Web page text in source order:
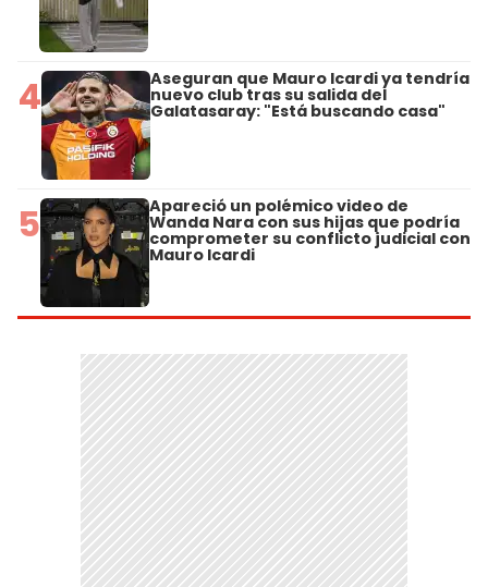
4 Aseguran que Mauro Icardi ya tendría
nuevo club tras su salida del
Galatasaray: "Está buscando casa"
5 Apareció un polémico video de
Wanda Nara con sus hijas que podría
comprometer su conflicto judicial con
Mauro Icardi